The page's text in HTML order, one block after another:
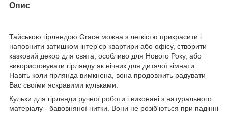
Опис
Тайською гірляндою Grace можна з легкістю прикрасити і
наповнити затишком інтер'єр квартири або офісу, створити
казковий декор для свята, особливо для Нового Року, або
використовувати гірлянду як нічник для дитячої кімнати.
Навіть коли гірлянда вимкнена, вона продовжить радувати
Вас своїми яскравими кульками.
Кульки для гірлянди ручної роботи і виконані з натурального
матеріалу - бавовняної нитки. Вони не розіб'ються при падінні